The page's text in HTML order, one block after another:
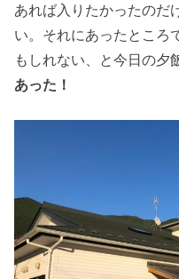
あれば入りたかったの
い。それにあったところ
もしれない、と今日の夕
あった！